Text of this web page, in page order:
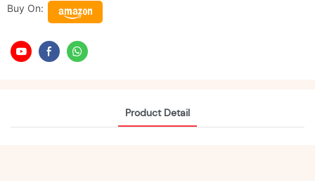
Buy On:
Product Detail